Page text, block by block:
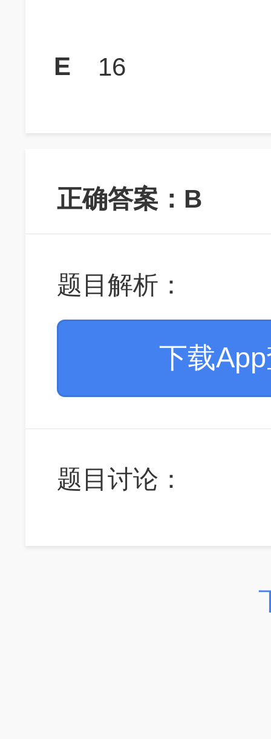
E 16
正确答案：B
题目解析：
下载
题目讨论：